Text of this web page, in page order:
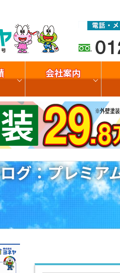
会社案内
グ：プレミア